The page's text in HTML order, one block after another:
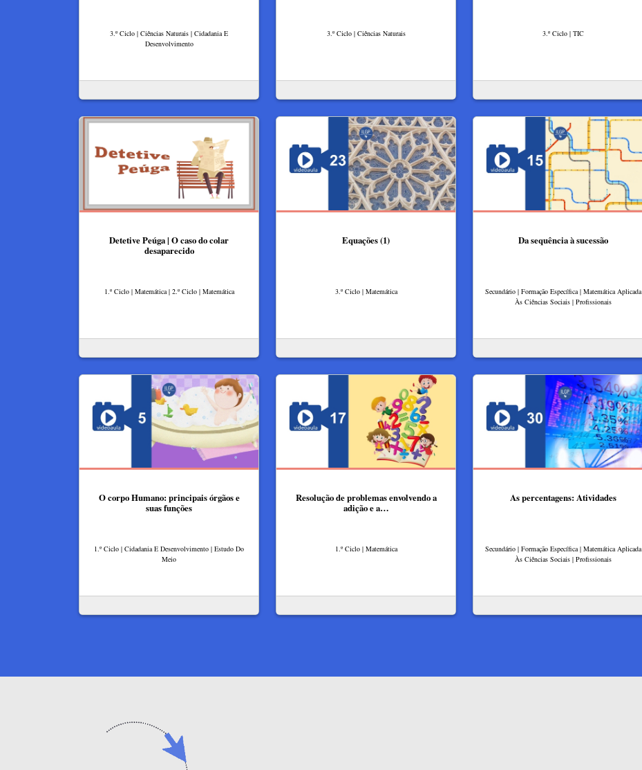
3.º Ciclo | Ciências Naturais | Cidadania E
Desenvolvimento
3.º Ciclo | Ciências Naturais 3.º Ciclo | TIC
Detetive Peúga | O caso do colar
desaparecido
1.º Ciclo | Matemática | 2.º Ciclo | Matemática
Equações (1)
3.º Ciclo | Matemática
Da sequência à sucessão
Secundário | Formação Específica | Matemática Aplicada
Às Ciências Sociais | Profissionais
O corpo Humano: principais órgãos e
suas funções
1.º Ciclo | Cidadania E Desenvolvimento | Estudo Do
Meio
Resolução de problemas envolvendo a
adição e a…
1.º Ciclo | Matemática
As percentagens: Atividades
Secundário | Formação Específica | Matemática Aplicada
Às Ciências Sociais | Profissionais